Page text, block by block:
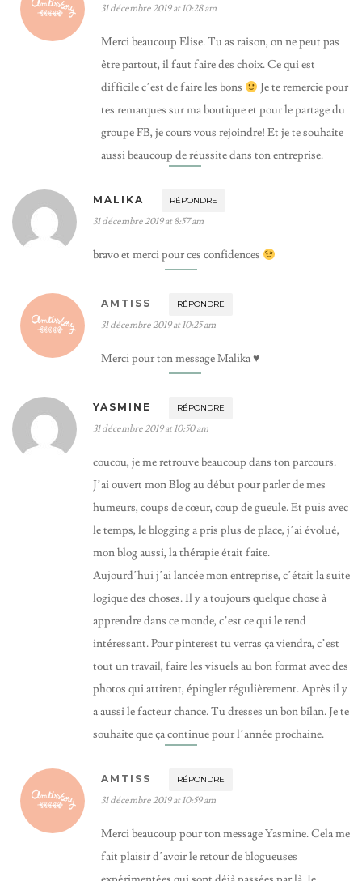
31 décembre 2019 at 10:28 am
Merci beaucoup Elise. Tu as raison, on ne peut pas
être partout, il faut faire des choix. Ce qui est
difficile c’est de faire les bons
Je te remercie pour
tes remarques sur ma boutique et pour le partage du
groupe FB, je cours vous rejoindre! Et je te souhaite
aussi beaucoup de réussite dans ton entreprise.
MALIKA RÉPONDRE
31 décembre 2019 at 8:57 am
bravo et merci pour ces confidences
AMTISS RÉPONDRE
31 décembre 2019 at 10:25 am
Merci pour ton message Malika ♥
YASMINE RÉPONDRE
31 décembre 2019 at 10:50 am
coucou, je me retrouve beaucoup dans ton parcours.
J’ai ouvert mon Blog au début pour parler de mes
humeurs, coups de cœur, coup de gueule. Et puis avec
le temps, le blogging a pris plus de place, j’ai évolué,
mon blog aussi, la thérapie était faite.
Aujourd’hui j’ai lancée mon entreprise, c’était la suite
logique des choses. Il y a toujours quelque chose à
apprendre dans ce monde, c’est ce qui le rend
intéressant. Pour pinterest tu verras ça viendra, c’est
tout un travail, faire les visuels au bon format avec des
photos qui attirent, épingler régulièrement. Après il y
a aussi le facteur chance. Tu dresses un bon bilan. Je te
souhaite que ça continue pour l’année prochaine.
AMTISS RÉPONDRE
31 décembre 2019 at 10:59 am
Merci beaucoup pour ton message Yasmine. Cela me
fait plaisir d’avoir le retour de blogueuses